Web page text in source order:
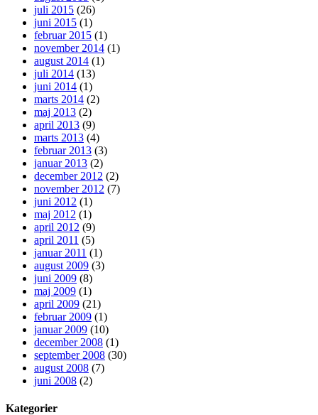
juli 2015 (26)
juni 2015 (1)
februar 2015 (1)
november 2014 (1)
august 2014 (1)
juli 2014 (13)
juni 2014 (1)
marts 2014 (2)
maj 2013 (2)
april 2013 (9)
marts 2013 (4)
februar 2013 (3)
januar 2013 (2)
december 2012 (2)
november 2012 (7)
juni 2012 (1)
maj 2012 (1)
april 2012 (9)
april 2011 (5)
januar 2011 (1)
august 2009 (3)
juni 2009 (8)
maj 2009 (1)
april 2009 (21)
februar 2009 (1)
januar 2009 (10)
december 2008 (1)
september 2008 (30)
august 2008 (7)
juni 2008 (2)
Kategorier